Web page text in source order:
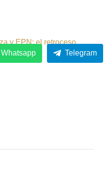
y EPN: el retroceso.
Whatsapp Telegram